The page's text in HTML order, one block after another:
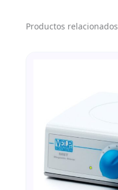
Productos relacionados